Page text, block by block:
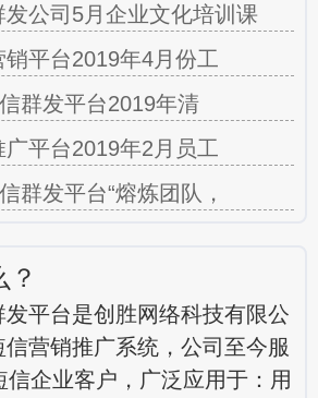
公司5月企业文化培训课
平台2019年4月份工
群发平台2019年清
平台2019年2月员工
群发平台“熔炼团队，
平台是创胜网络科技有限公
营销推广系统，公司至今服
信企业客户，广泛应用于：用